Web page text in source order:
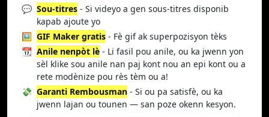
💬 Sou-titres - Si videyo a gen sous-titres disponib
kapab ajoute yo
🖼️ GIF Maker gratis - Fè gif ak superpozisyon tèks
📆 Anile nenpòt lè - Li fasil pou anile, ou ka jwenn yon
sèl klike sou anile nan paj kont nou an epi kont ou a
rete modènize pou rès tèm ou a!
💸 Garanti Rembousman - Si ou pa satisfè, ou ka
jwenn lajan ou tounen — san poze okenn kesyon.